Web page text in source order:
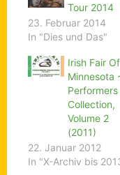
Tour 2014
23. Februar 2014
In "Dies und Das"
Irish Fair Of
Minnesota
Performers
Collection,
Volume 2
(2011)
22. Januar 2012
In "X-Archiv bis